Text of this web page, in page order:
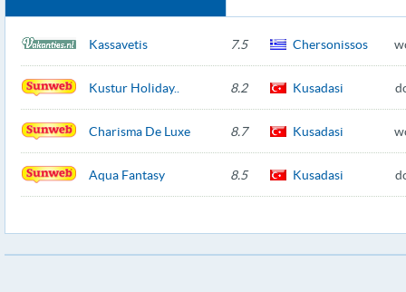
Kassavetis 7.5 Chersonissos
Kustur Holiday.. 8.2 Kusadasi
Charisma De Luxe 8.7 Kusadasi
Aqua Fantasy 8.5 Kusadasi